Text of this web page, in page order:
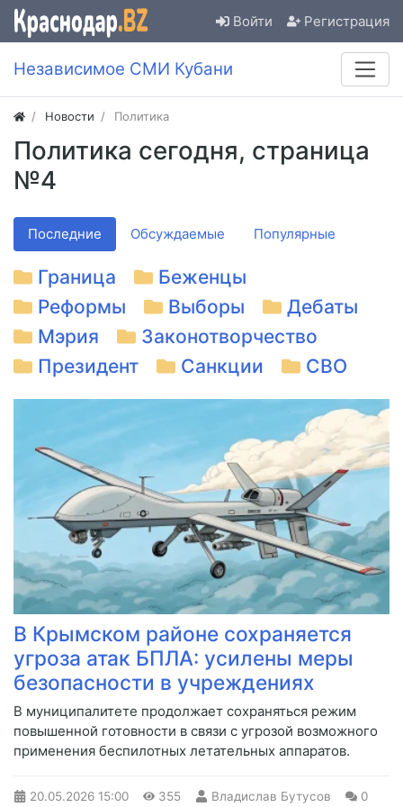
Войти Регистрация
Независимое СМИ Кубани
Новости Политика
Политика сегодня, страница
№4
Последние Обсуждаемые Популярные
Граница
Беженцы
Реформы
Выборы
Дебаты
Мэрия
Законотворчество
Президент
Санкции СВО
В Крымском районе сохраняется
угроза атак БПЛА: усилены меры
безопасности в учреждениях
В муниципалитете продолжает сохраняться режим
повышенной готовности в связи с угрозой возможного
применения беспилотных летательных аппаратов.
20.05.2026 15:00 355 Владислав Бутусов 0